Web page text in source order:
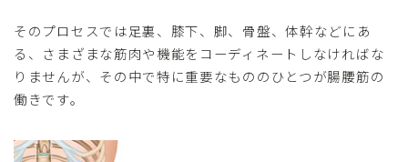
そのプロセスでは足裏、膝下、脚、骨盤、体幹などにあ
る、さまざまな筋肉や機能をコーディネートしなければな
りませんが、その中で特に重要なもののひとつが腸腰筋の
働きです。